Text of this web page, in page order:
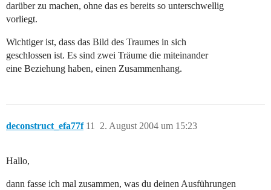
darüber zu machen, ohne das es bereits so unterschwellig
vorliegt.
Wichtiger ist, dass das Bild des Traumes in sich
geschlossen ist. Es sind zwei Träume die miteinander
eine Beziehung haben, einen Zusammenhang.
deconstruct_efa77f 2. August 2004 um 15:23
11
Hallo,
dann fasse ich mal zusammen, was du deinen Ausführungen